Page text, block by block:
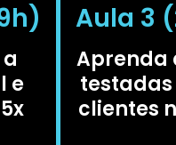
e
Aula 3
Aprenda
clientes